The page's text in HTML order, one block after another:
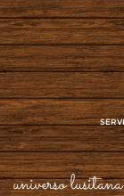
universo lusitana